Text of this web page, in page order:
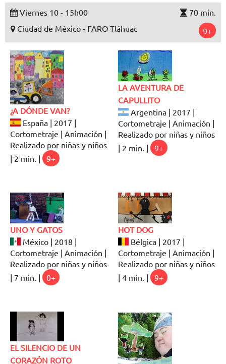
Viernes 10 - 15h00
70 min.
Ciudad de México - FARO Tláhuac
9+
¿A DÓNDE VAN?
España | 2017 |
Cortometraje | Animación |
Realizado por niñas y niños
| 2 min. |
9+
LA AVENTURA DE
CAPULLITO
Argentina | 2017 |
Cortometraje | Animación |
Realizado por niñas y niños
| 2 min. |
9+
UNO Y GATOS
México | 2018 |
Cortometraje | Animación |
Realizado por niñas y niños
| 7 min. |
0+
HOT DOG
Bélgica | 2017 |
Cortometraje | Animación |
Realizado por niñas y niños
| 4 min. |
9+
EL SILENCIO DE UN
CORAZÓN ROTO